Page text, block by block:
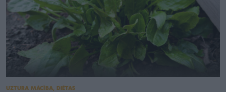
UZTURA MĀCĪBA, DIĒTAS